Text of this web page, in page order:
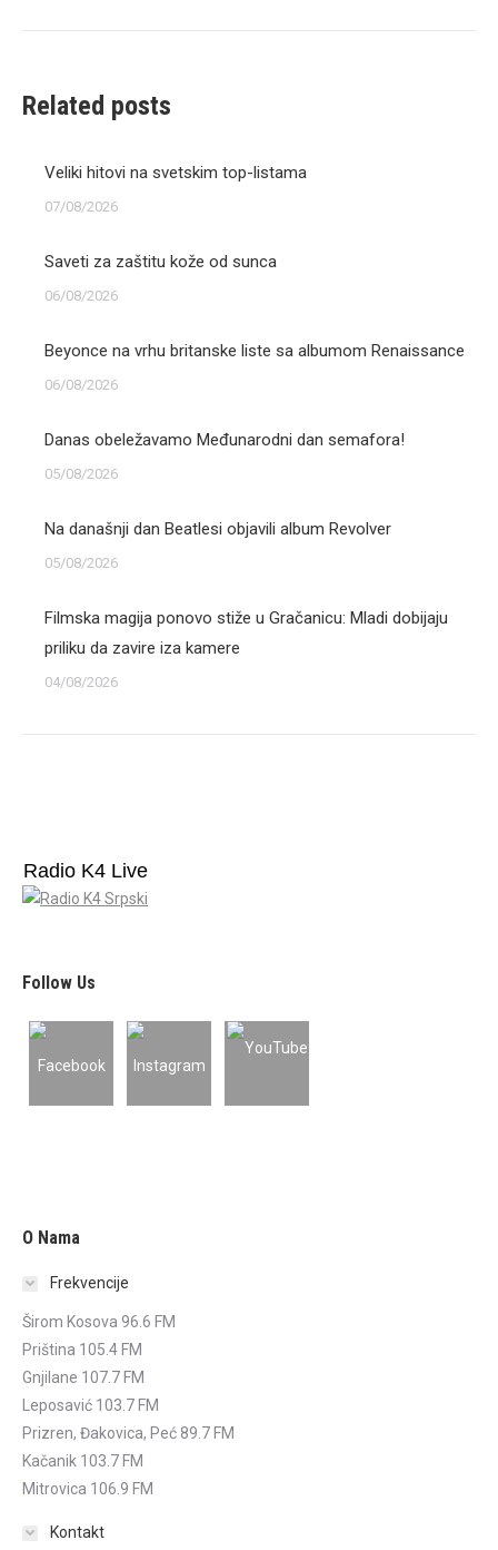
Related posts
Veliki hitovi na svetskim top-listama
07/08/2026
Saveti za zaštitu kože od sunca
06/08/2026
Beyonce na vrhu britanske liste sa albumom Renaissance
06/08/2026
Danas obeležavamo Međunarodni dan semafora!
05/08/2026
Na današnji dan Beatlesi objavili album Revolver
05/08/2026
Filmska magija ponovo stiže u Gračanicu: Mladi dobijaju
priliku da zavire iza kamere
04/08/2026
Radio K4 Live
Follow Us
O Nama
Frekvencije
Širom Kosova 96.6 FM
Priština 105.4 FM
Gnjilane 107.7 FM
Leposavić 103.7 FM
Prizren, Đakovica, Peć 89.7 FM
Kačanik 103.7 FM
Mitrovica 106.9 FM
Kontakt